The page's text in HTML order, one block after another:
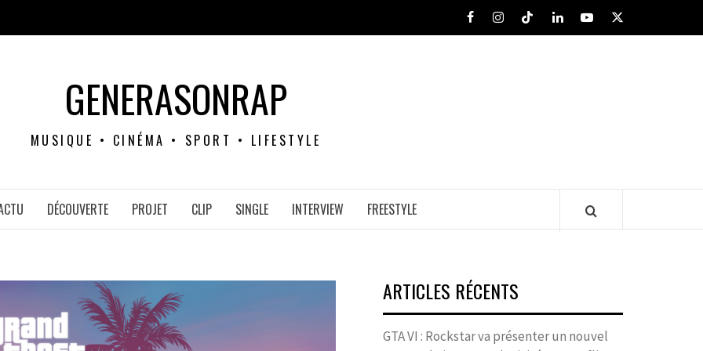
FacebookInstagram
TiktokLinkedInYoutube
X
GENERASONRAP
MUSIQUE • CINÉMA • SPORT • LIFESTYLE
DÉCOUVERTE PROJET CLIP SINGLE INTERVIEW FREESTYLE
ARTICLES RÉCENTS
GTA VI : Rockstar va présenter un nouvel